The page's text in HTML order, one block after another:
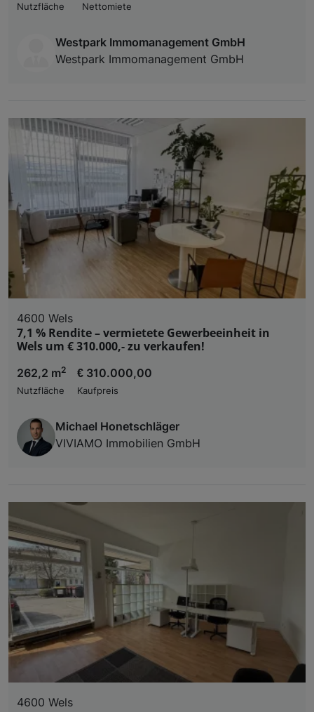
Nutzfläche
Nettomiete
Westpark Immomanagement GmbH
Westpark Immomanagement GmbH
4600 Wels
7,1 % Rendite – vermietete Gewerbeeinheit in
Wels um € 310.000,- zu verkaufen!
262,2 m2
Nutzfläche
€ 310.000,00
Kaufpreis
Michael Honetschläger
VIVIAMO Immobilien GmbH
4600 Wels